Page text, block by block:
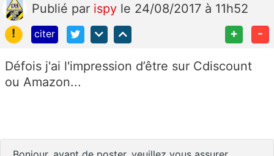
Publié par ispy le 24/08/2017 à 11h52
!
citer + -
Défois j'ai l'impression d’être sur Cdiscount
ou Amazon...